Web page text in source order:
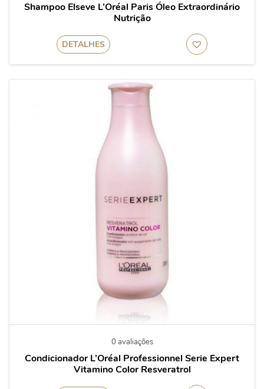
Shampoo Elseve L’Oréal Paris Óleo Extraordinário
Nutrição
DETALHES
0 avaliações
Condicionador L’Oréal Professionnel Serie Expert
Vitamino Color Resveratrol